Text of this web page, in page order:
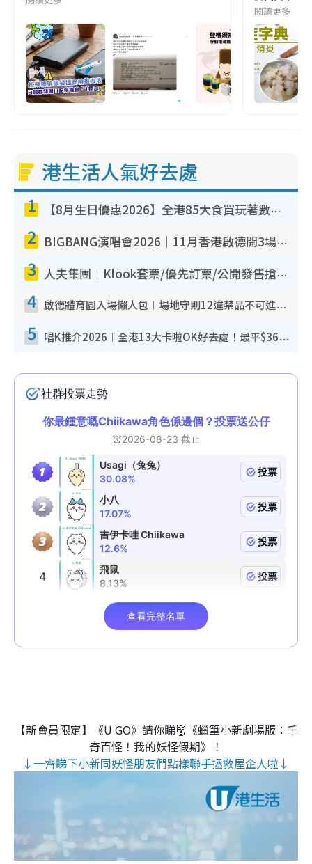
閱讀更多
港生活人氣好去處
1 【8月生日優惠2026】全港85大食買玩著數攻略 自助餐/火鍋放題同行免費＋誠品/DONKI送現金券
2 BIGBANG演唱會2026｜11月香港啟德開3場！實名制VIP申請、優先購票攻略
3 人夫集團｜Klook套票/優先訂票/公開發售搶飛攻略！附票價.購票連結.場地座位表
4 啟德體育園入場懶人包︱場地守則12違禁品不可進場准帶細水樽但全場禁樽蓋！應援牌有限制！
5 唱K推介2026︱全港13大卡啦OK好去處！最平$36起 日文K都有！(附地址+收費詳情)
【新會員限定】《U GO》請你睇👹《蠟筆小新劇場版：千
奇百怪！我的妖怪假期》！
↓一齊睇下小新同妖怪朋友們點樣聯手拯救屋企人啦↓